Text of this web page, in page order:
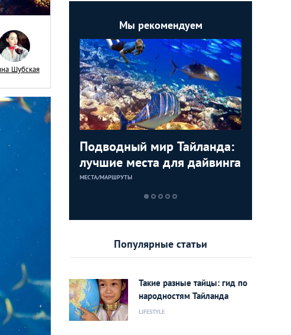
Шубская
Мы рекомендуем
Подводный мир Тайланда:
лучшие места для дайвинга
МЕСТА/МАРШРУТЫ
к посещению
Популярные статьи
Такие разные тайцы: гид по
народностям Тайланда
LIFESTYLE